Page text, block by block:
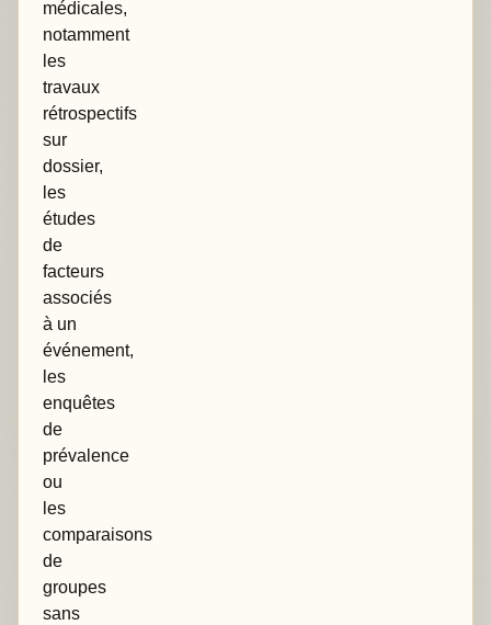
médicales,
notamment
les
travaux
rétrospectifs
sur
dossier,
les
études
de
facteurs
associés
à un
événement,
les
enquêtes
de
prévalence
ou
les
comparaisons
de
groupes
sans